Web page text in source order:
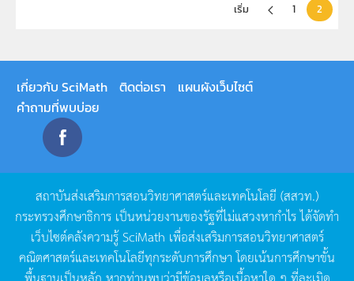
เริ่ม 1 2
เกี่ยวกับ SciMath ติดต่อเรา
แผนผังเว็บไซต์
คำถามที่พบบ่อย
สถาบันส่งเสริมการสอนวิทยาศาสตร์และเทคโนโลยี (สสวท.)
กระทรวงศึกษาธิการ เป็นหน่วยงานของรัฐที่ไม่แสวงหากำไรได้จัดทำ
เว็บไซต์คลังความรู้SciMath เพื่อส่งเสริมการสอนวิทยาศาสตร์
คณิตศาสตร์และเทคโนโลยีทุกระดับการศึกษา โดยเน้นการศึกษาขั้น